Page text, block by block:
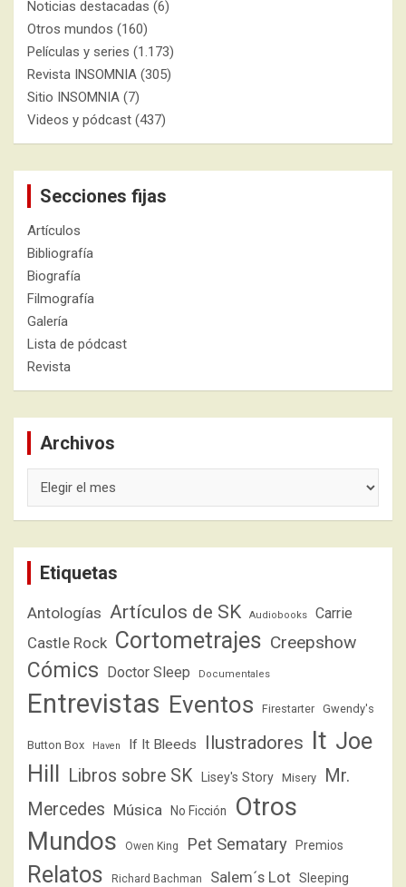
Noticias destacadas (6)
Otros mundos (160)
Películas y series (1.173)
Revista INSOMNIA (305)
Sitio INSOMNIA (7)
Videos y pódcast (437)
Secciones fijas
Artículos
Bibliografía
Biografía
Filmografía
Galería
Lista de pódcast
Revista
Archivos
Etiquetas
Antologías Artículos de SK Audiobooks Carrie
Castle Rock Cortometrajes Creepshow
Cómics Doctor Sleep Documentales
Entrevistas Eventos Firestarter Gwendy's
Button Box Haven If It Bleeds Ilustradores It Joe
Hill
Libros sobre SK Lisey's Story Misery
Mr.
Mercedes Música No Ficción
Otros
Mundos
Owen King Pet Sematary Premios
Relatos Richard Bachman Salem´s Lot Sleeping